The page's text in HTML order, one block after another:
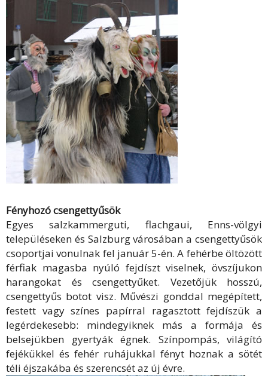
Fényhozó csengettyűsök
Egyes salzkammerguti, flachgaui, Enns-völgyi
településeken és Salzburg városában a csengettyűsök
csoportjai vonulnak fel január 5-én. A fehérbe öltözött
férfiak magasba nyúló fejdíszt viselnek, övszíjukon
harangokat és csengettyűket. Vezetőjük hosszú,
csengettyűs botot visz. Művészi gonddal megépített,
festett vagy színes papírral ragasztott fejdíszük a
legérdekesebb: mindegyiknek más a formája és
belsejükben gyertyák égnek. Színpompás, világító
fejékükkel és fehér ruhájukkal fényt hoznak a sötét
téli éjszakába és szerencsét az új évre.